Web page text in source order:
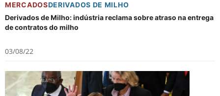
MERCADOSDERIVADOS DE MILHO
Derivados de Milho: indústria reclama sobre atraso na entrega
de contratos do milho
03/08/22